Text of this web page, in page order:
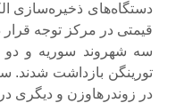
دستگاه‌های ذخیره‌سازی
قیمتی در مرکز توجه
سه شهروند سوریه و دو
تورینگن بازداشت شدند.
در زوندرهاوزن و دیگری